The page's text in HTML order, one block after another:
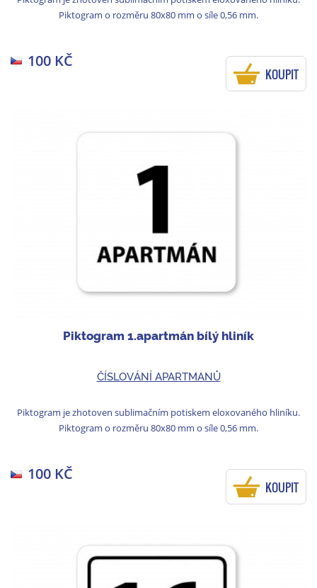
Piktogram o rozměru 80x80 mm o síle 0,56 mm.
100 KČ
KOUPIT
Piktogram 1.apartmán bílý hliník
ČÍSLOVÁNÍ APARTMANŮ
Piktogram je zhotoven sublimačním potiskem eloxovaného hliníku.
Piktogram o rozměru 80x80 mm o síle 0,56 mm.
100 KČ
KOUPIT